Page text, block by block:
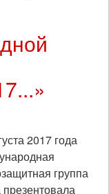
число
оправдании
терроризма
2017 года
группа